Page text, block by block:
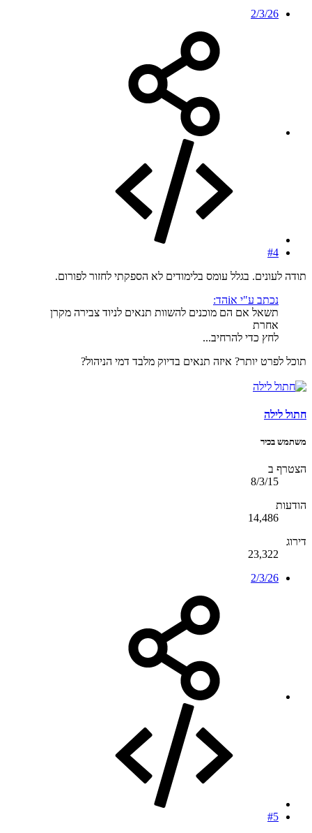
2/3/26
#4
תודה לעונים. בגלל עומס בלימודים לא הספקתי לחזור לפורום.
נכתב ע"י אiהד:
תשאל אם הם מוכנים להשוות תנאים לניוד צבירה מקרן
אחרת
לחץ כדי להרחיב...
תוכל לפרט יותר? איזה תנאים בדיוק מלבד דמי הניהול?
חתול לילה
משתמש בכיר
הצטרף ב
8/3/15
הודעות
14,486
דירוג
23,322
2/3/26
#5